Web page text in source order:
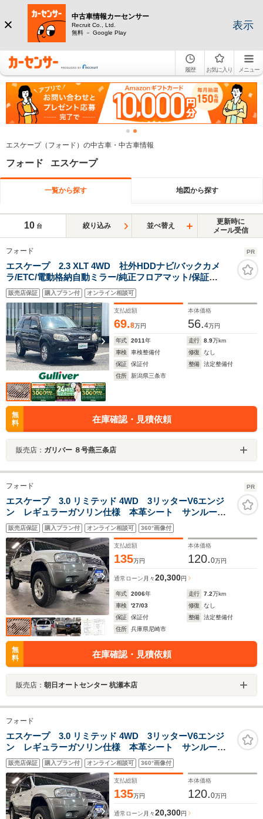
中古車情報カーセンサー
Recruit Co., Ltd.
無料 － Google Play
表示
履歴 お気に入り メニュー
エスケープ（フォード）の中古車・中古車情報
フォード エスケープ
一覧から探す 地図から探す
10 台 絞り込み 並べ替え
更新時に
メール受信
フォード PR
エスケープ 2.3 XLT 4WD 社外HDDナビ/バックカメ
ラ/ETC/電動格納自動ミラー/純正フロアマット/保証
書/AACエアコン/ドアバイザー/ABS/横滑り防止装置/
販売店保証 購入プラン付 オンライン相談可
支払総額
69.8万円
本体価格
56.4万円
年式 2011年 走行 8.9万km
車検
車検整備付 修復
なし
保証
保証付 整備
法定整備付
住所
新潟県三条市
無
料
在庫確認・見積依頼
販売店： ガリバー ８号燕三条店
フォード PR
エスケープ 3.0 リミテッド 4WD 3リッターV6エンジ
ン レギュラーガソリン仕様 本革シート サンルー
フ リフトアップ デフロック バンパーガード チュ
ーブステップ ルーフキャリア ガラスハッチ ディス
プレイAD バックカメラ 鑑定済
販売店保証 購入プラン付 オンライン相談可 360°画像付
支払総額
135万円
本体価格
120.0万円
通常ローン 月々20,300円
年式 2006年 走行 7.2万km
車検
'27/03 修復
なし
保証
保証付 整備
法定整備付
住所
兵庫県尼崎市
無
料
在庫確認・見積依頼
販売店： 朝日オートセンター 杭瀬本店
フォード
エスケープ 3.0 リミテッド 4WD 3リッターV6エンジ
ン レギュラーガソリン仕様 本革シート サンルー
フ リフトアップ デフロック バンパーガード チュ
ーブステップ ルーフキャリア ガラスハッチ ディス
プレイAD バックカメラ 鑑定済
販売店保証 購入プラン付 オンライン相談可 360°画像付
支払総額
135万円
本体価格
120.0万円
通常ローン 月々20,300円